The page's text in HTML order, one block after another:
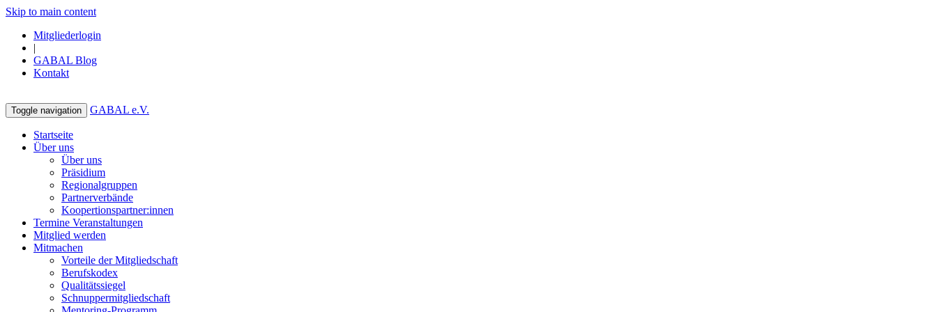
Skip to main content
Mitgliederlogin
|
GABAL Blog
Kontakt
Toggle navigation GABAL e.V.
Startseite
Über uns
Über uns
Präsidium
Regionalgruppen
Partnerverbände
Koopertionspartner:innen
Termine Veranstaltungen
Mitglied werden
Mitmachen
Vorteile der Mitgliedschaft
Berufskodex
Qualitätssiegel
Schnuppermitgliedschaft